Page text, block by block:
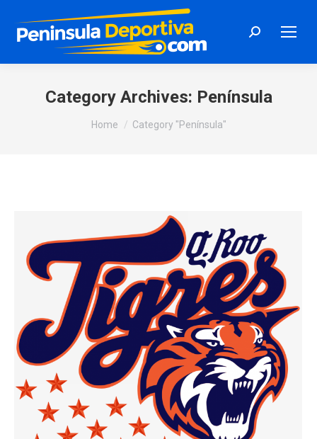
Search:
Category Archives: Península
You are here:
Home Category "Península"